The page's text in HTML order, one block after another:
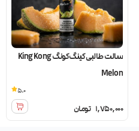
سالت طالبی کینگ کونگ King Kong
Melon
1,750,000 تومان
5.0